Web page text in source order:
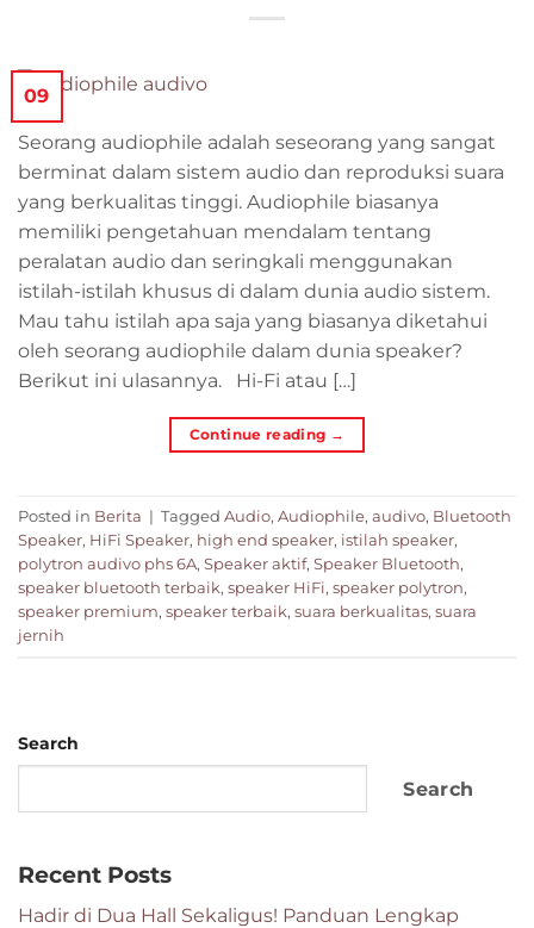
09
Seorang audiophile adalah seseorang yang sangat
berminat dalam sistem audio dan reproduksi suara
yang berkualitas tinggi. Audiophile biasanya
memiliki pengetahuan mendalam tentang
peralatan audio dan seringkali menggunakan
istilah-istilah khusus di dalam dunia audio sistem.
Mau tahu istilah apa saja yang biasanya diketahui
oleh seorang audiophile dalam dunia speaker?
Berikut ini ulasannya. Hi-Fi atau […]
Continue reading →
Posted in Berita | Tagged Audio, Audiophile, audivo, Bluetooth
Speaker, HiFi Speaker, high end speaker, istilah speaker,
polytron audivo phs 6A, Speaker aktif, Speaker Bluetooth,
speaker bluetooth terbaik, speaker HiFi, speaker polytron,
speaker premium, speaker terbaik, suara berkualitas, suara
jernih
Search
Search
Recent Posts
Hadir di Dua Hall Sekaligus! Panduan Lengkap